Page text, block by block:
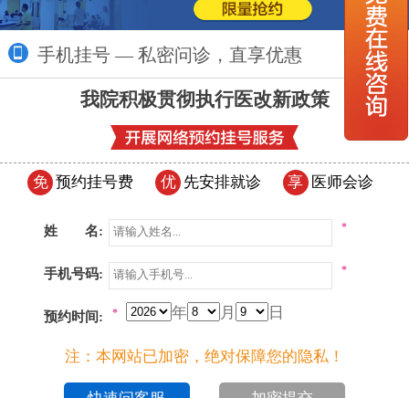
手机挂号 — 私密问诊，直享优惠 更多>>
我院积极贯彻执行医改新政策
免 预约挂号费 优 先安排就诊 享 医师会诊
姓 名: *
手机号码: *
预约时间: 年 月 日
*
注：本网站已加密，绝对保障您的隐私！